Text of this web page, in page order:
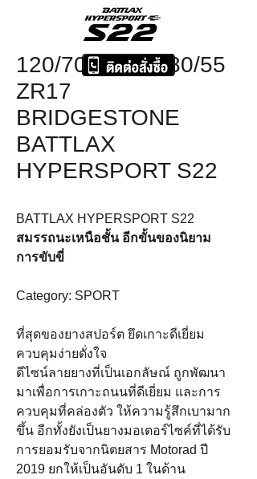
120/70ZR17+180/55
ZR17
BRIDGESTONE
BATTLAX
HYPERSPORT S22
BATTLAX HYPERSPORT S22
สมรรถนะเหนือชั้น อีกขั้นของนิยาม
การขับขี่
Category: SPORT
ที่สุดของยางสปอร์ต ยึดเกาะดีเยี่ยม
ควบคุมง่ายดั่งใจ
ดีไซน์ลายยางที่เป็นเอกลัษณ์ ถูกพัฒนา
มาเพื่อการเกาะถนนที่ดีเยี่ยม และการ
ควบคุมที่คล่องตัว ให้ความรู้สึกเบามาก
ขึ้น อีกทั้งยังเป็นยางมอเตอร์ไซค์ที่ได้รับ
การยอมรับจากนิตยสาร Motorad ปี
2019 ยกให้เป็นอันดับ 1 ในด้าน